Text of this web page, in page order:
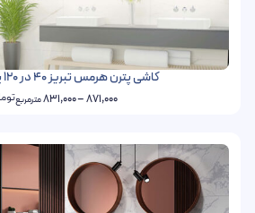
کاشی پترن هرمس تبریز 40 در 120 پرسلان براق
871,000
–
831,000مترمربعتومان